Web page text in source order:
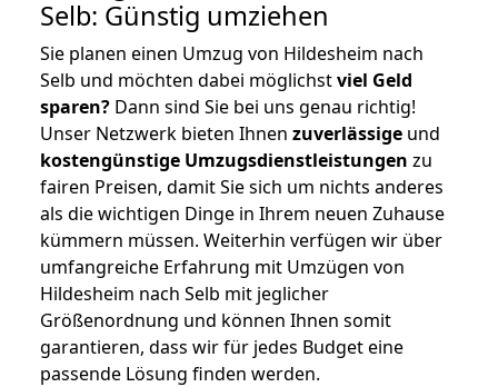
Selb: Günstig umziehen
Sie planen einen Umzug von Hildesheim nach
Selb und möchten dabei möglichstviel Geld
sparen? Dann sind Sie bei uns genau richtig!
Unser Netzwerk bieten Ihnen zuverlässige und
kostengünstige Umzugsdienstleistungen zu
fairen Preisen, damit Sie sich um nichts anderes
als die wichtigen Dinge in Ihrem neuen Zuhause
kümmern müssen. Weiterhin verfügen wir über
umfangreiche Erfahrung mit Umzügen von
Hildesheim nach Selb mit jeglicher
Größenordnung und können Ihnen somit
garantieren, dass wir für jedes Budget eine
passende Lösung finden werden.